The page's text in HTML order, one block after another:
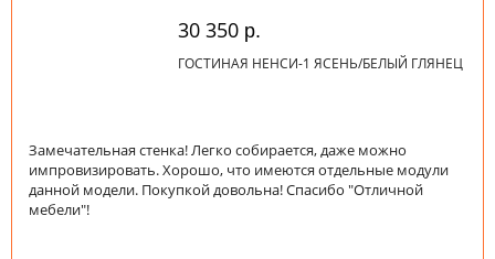
30 350 р.
ГОСТИНАЯ НЕНСИ-1 ЯСЕНЬ/БЕЛЫЙ ГЛЯНЕЦ
Замечательная стенка! Легко собирается, даже можно
импровизировать. Хорошо, что имеются отдельные модули
данной модели. Покупкой довольна! Спасибо "Отличной
мебели"!